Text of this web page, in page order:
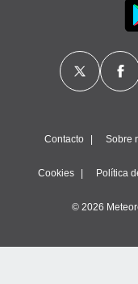
Contacto Sobre
Cookies Política
© 2026